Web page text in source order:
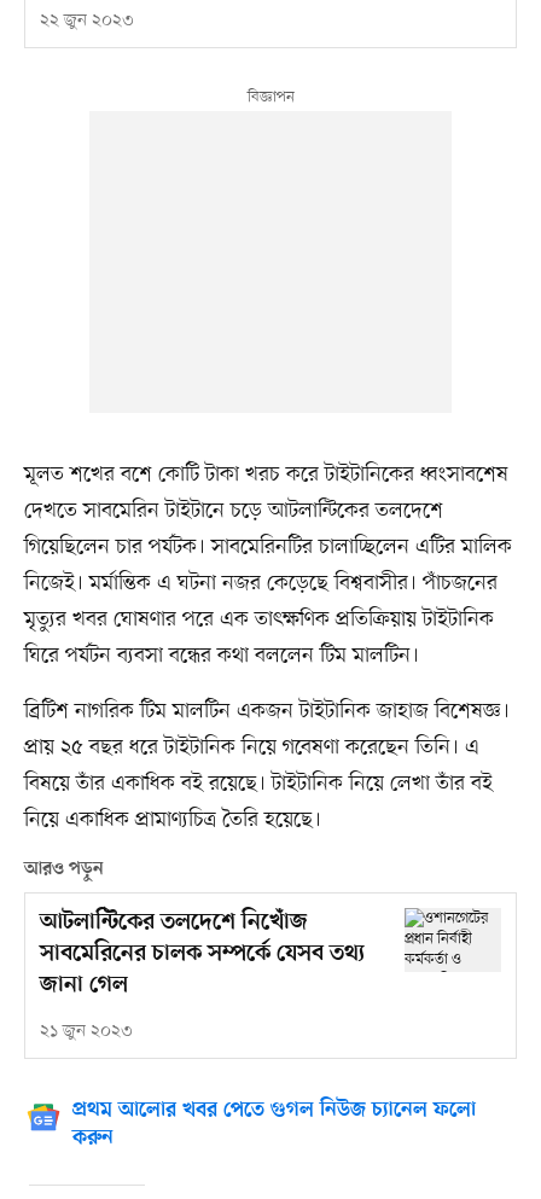
২২ জুন ২০২৩
মূলত শখের বশে কোটি টাকা খরচ করে টাইটানিকের ধ্বংসাবশেষ
দেখতে সাবমেরিন টাইটানে চড়ে আটলান্টিকের তলদেশে
গিয়েছিলেন চার পর্যটক। সাবমেরিনটির চালাচ্ছিলেন এটির মালিক
নিজেই। মর্মান্তিক এ ঘটনা নজর কেড়েছে বিশ্ববাসীর। পাঁচজনের
মৃত্যুর খবর ঘোষণার পরে এক তাৎক্ষণিক প্রতিক্রিয়ায় টাইটানিক
ঘিরে পর্যটন ব্যবসা বন্ধের কথা বললেন টিম মালটিন।
ব্রিটিশ নাগরিক টিম মালটিন একজন টাইটানিক জাহাজ বিশেষজ্ঞ।
প্রায় ২৫ বছর ধরে টাইটানিক নিয়ে গবেষণা করেছেন তিনি। এ
বিষয়ে তাঁর একাধিক বই রয়েছে। টাইটানিক নিয়ে লেখা তাঁর বই
নিয়ে একাধিক প্রামাণ্যচিত্র তৈরি হয়েছে।
আরও পড়ুন
আটলান্টিকের তলদেশে নিখোঁজ
সাবমেরিনের চালক সম্পর্কে যেসব তথ্য
জানা গেল
২১ জুন ২০২৩
প্রথম আলোর খবর পেতে গুগল নিউজ চ্যানেল ফলো
করুন